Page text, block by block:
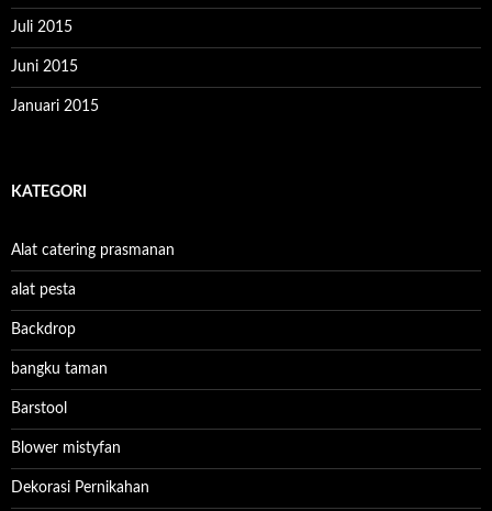
Juli 2015
Juni 2015
Januari 2015
KATEGORI
Alat catering prasmanan
alat pesta
Backdrop
bangku taman
Barstool
Blower mistyfan
Dekorasi Pernikahan